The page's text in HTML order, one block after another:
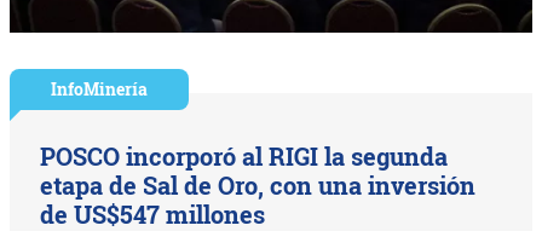
InfoMinería
POSCO incorporó al RIGI la segunda
etapa de Sal de Oro, con una inversión
de US$547 millones